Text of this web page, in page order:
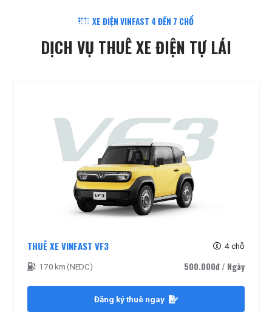
XE ĐIỆN VINFAST 4 ĐẾN 7 CHỔ
DỊCH VỤ THUÊ XE ĐIỆN TỰ LÁI
THUÊ XE VINFAST VF3 4 chỗ
170 km (NEDC) 500.000đ / Ngày
Đăng ký thuê ngay